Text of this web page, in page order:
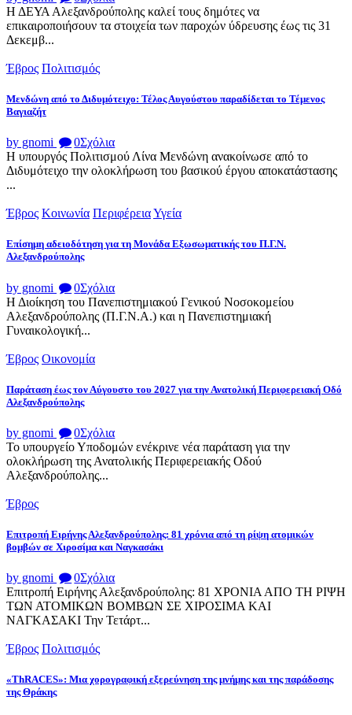
Η ΔΕΥΑ Αλεξανδρούπολης καλεί τους δημότες να
επικαιροποιήσουν τα στοιχεία των παροχών ύδρευσης έως τις 31
Δεκεμβ...
Έβρος Πολιτισμός
Μενδώνη από το Διδυμότειχο: Τέλος Αυγούστου παραδίδεται το Τέμενος
Βαγιαζήτ
by gnomi 0Σχόλια
Η υπουργός Πολιτισμού Λίνα Μενδώνη ανακοίνωσε από το
Διδυμότειχο την ολοκλήρωση του βασικού έργου αποκατάστασης
...
Έβρος Κοινωνία ΠεριφέρειαΥγεία
Επίσημη αδειοδότηση για τη Μονάδα Εξωσωματικής του Π.Γ.Ν.
Αλεξανδρούπολης
by gnomi 0Σχόλια
Η Διοίκηση του Πανεπιστημιακού Γενικού Νοσοκομείου
Αλεξανδρούπολης (Π.Γ.Ν.Α.) και η Πανεπιστημιακή
Γυναικολογική...
Έβρος Οικονομία
Παράταση έως τον Αύγουστο του 2027 για την Ανατολική Περιφερειακή Οδό
Αλεξανδρούπολης
by gnomi 0Σχόλια
Το υπουργείο Υποδομών ενέκρινε νέα παράταση για την
ολοκλήρωση της Ανατολικής Περιφερειακής Οδού
Αλεξανδρούπολης...
Έβρος
Επιτροπή Ειρήνης Αλεξανδρούπολης: 81 χρόνια από τη ρίψη ατομικών
βομβών σε Χιροσίμα και Ναγκασάκι
by gnomi 0Σχόλια
Επιτροπή Ειρήνης Αλεξανδρούπολης: 81 ΧΡΟΝΙΑ ΑΠΟ ΤΗ ΡΙΨΗ
ΤΩΝ ΑΤΟΜΙΚΩΝ ΒΟΜΒΩΝ ΣΕ ΧΙΡΟΣΙΜΑ ΚΑΙ
ΝΑΓΚΑΣΑΚΙ Την Τετάρτ...
Έβρος Πολιτισμός
«ThRACES»: Μια χορογραφική εξερεύνηση της μνήμης και της παράδοσης
της Θράκης